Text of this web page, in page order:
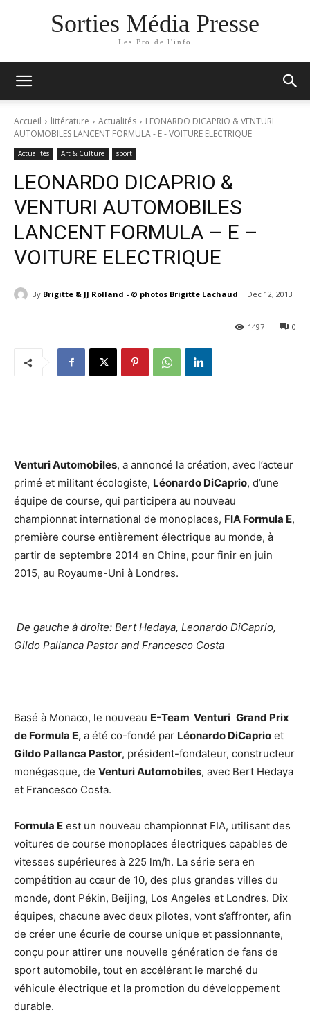
Sorties Média Presse
Les Pro de l'info
Accueil littérature Actualités
LEONARDO DICAPRIO & VENTURI
AUTOMOBILES LANCENT FORMULA - E - VOITURE ELECTRIQUE
Actualités Art & Culture sport
LEONARDO DICAPRIO &
VENTURI AUTOMOBILES
LANCENT FORMULA – E –
VOITURE ELECTRIQUE
By Brigitte & JJ Rolland - © photos Brigitte Lachaud Déc 12, 2013
0
1497
Venturi Automobiles, a annoncé la création, avec l’acteur
primé et militant écologiste, Léonardo DiCaprio, d’une
équipe de course, qui participera au nouveau
championnat international de monoplaces, FIA Formula E,
première course entièrement électrique au monde, à
partir de septembre 2014 en Chine, pour finir en juin
2015, au Royaume-Uni à Londres.
De gauche à droite: Bert Hedaya, Leonardo DiCaprio,
Gildo Pallanca Pastor and Francesco Costa
Basé à Monaco, le nouveau E-Team Venturi Grand Prix
de Formula E, a été co-fondé par Léonardo DiCaprio et
Gildo Pallanca Pastor, président-fondateur, constructeur
monégasque, de Venturi Automobiles, avec Bert Hedaya
et Francesco Costa.
Formula E est un nouveau championnat FIA, utilisant des
voitures de course monoplaces électriques capables de
vitesses supérieures à 225 lm/h. La série sera en
compétition au cœur de 10, des plus grandes villes du
monde, dont Pékin, Beijing, Los Angeles et Londres. Dix
équipes, chacune avec deux pilotes, vont s’affronter, afin
de créer une écurie de course unique et passionnante,
conçu pour attirer une nouvelle génération de fans de
sport automobile, tout en accélérant le marché du
véhicule électrique et la promotion du développement
durable.